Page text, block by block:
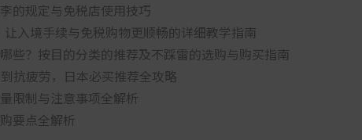
的规定与免税店使用技巧
入境手续与免税购物更顺畅的详细教学指南
些？按目的分类的推荐及不踩雷的选购与购买指南
抗疲劳，日本必买推荐全攻略
限制与注意事项全解析
要点全解析